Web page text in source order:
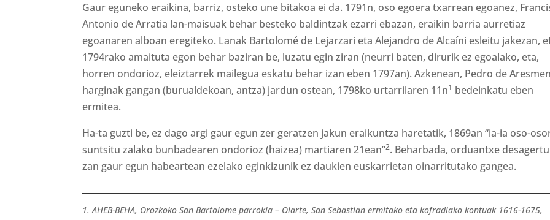
Gaur eguneko eraikina, barriz, osteko une bitakoa ei da. 1791n, oso egoera txarrean egoanez,
Antonio de Arratia lan-maisuak behar besteko baldintzak ezarri ebazan, eraikin barria aurretiaz
egoanaren alboan eregiteko. Lanak Bartolomé de Lejarzari eta Alejandro de Alcaíni esleitu jakezan,
1794rako amaituta egon behar baziran be, luzatu egin ziran (neurri baten, dirurik ez egoalako, eta,
horren ondorioz, eleiztarrek mailegua eskatu behar izan eben 1797an). Azkenean, Pedro de
harginak gangan (burualdekoan, antza) jardun ostean, 1798ko urtarrilaren 11n1 bedeinkatu eben
ermitea.
Ha-ta guzti be, ez dago argi gaur egun zer geratzen jakun eraikuntza haretatik, 1869an “ia-ia oso-
suntsitu zalako bunbadearen ondorioz (haizea) martiaren 21ean”2. Beharbada, orduantxe desagertu
zan gaur egun habeartean ezelako eginkizunik ez daukien euskarrietan oinarritutako gangea.
1. AHEB-BEHA, Orozkoko San Bartolome parrokia – Olarte, San Sebastian ermitako eta kofradiako kontuak 1616-1675,